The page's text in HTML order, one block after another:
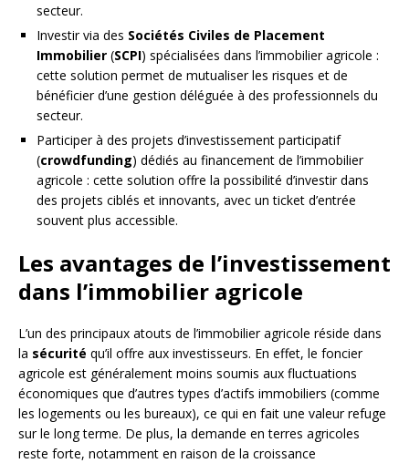
secteur.
Investir via des Sociétés Civiles de Placement
Immobilier (SCPI) spécialisées dans l’immobilier agricole :
cette solution permet de mutualiser les risques et de
bénéficier d’une gestion déléguée à des professionnels du
secteur.
Participer à des projets d’investissement participatif
(crowdfunding) dédiés au financement de l’immobilier
agricole : cette solution offre la possibilité d’investir dans
des projets ciblés et innovants, avec un ticket d’entrée
souvent plus accessible.
Les avantages de l’investissement
dans l’immobilier agricole
L’un des principaux atouts de l’immobilier agricole réside dans
la sécurité qu’il offre aux investisseurs. En effet, le foncier
agricole est généralement moins soumis aux fluctuations
économiques que d’autres types d’actifs immobiliers (comme
les logements ou les bureaux), ce qui en fait une valeur refuge
sur le long terme. De plus, la demande en terres agricoles
reste forte, notamment en raison de la croissance